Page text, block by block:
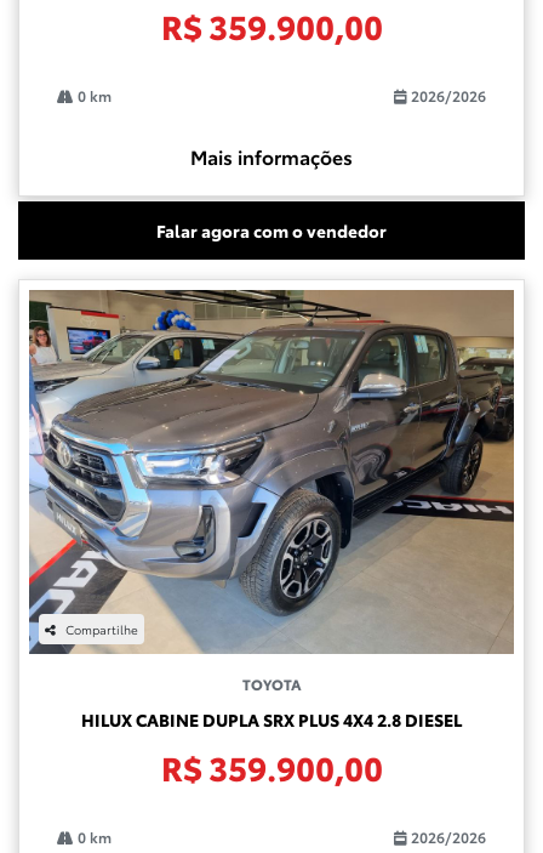
R$ 359.900,00
0 km 2026/2026
Mais informações
Falar agora com o vendedor
Compartilhe
TOYOTA
HILUX CABINE DUPLA SRX PLUS 4X4 2.8 DIESEL
R$ 359.900,00
0 km 2026/2026